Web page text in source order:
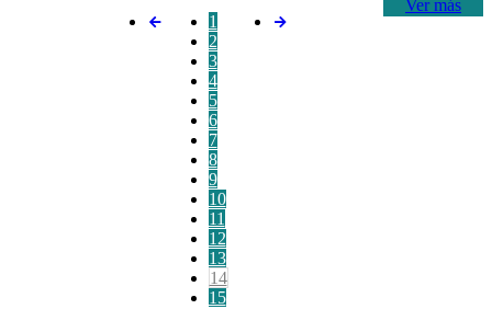
Ver más
1
2
3
4
5
6
7
8
9
10
11
12
13
14
15